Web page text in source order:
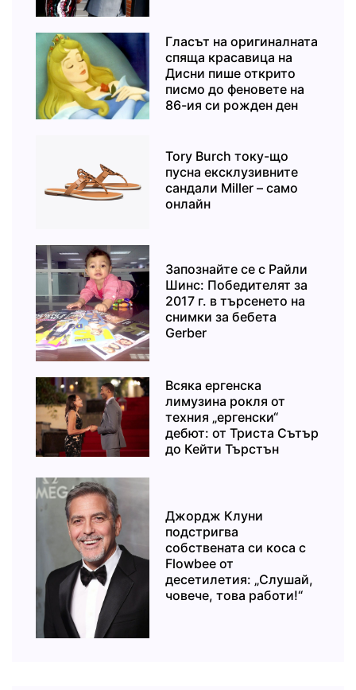
Гласът на оригиналната
спяща красавица на
Дисни пише открито
писмо до феновете на
86-ия си рожден ден
Tory Burch току-що
пусна ексклузивните
сандали Miller – само
онлайн
Запознайте се с Райли
Шинс: Победителят за
2017 г. в търсенето на
снимки за бебета
Gerber
Всяка ергенска
лимузина рокля от
техния „ергенски“
дебют: от Триста Сътър
до Кейти Търстън
Джордж Клуни
подстригва
собствената си коса с
Flowbee от
десетилетия: „Слушай,
човече, това работи!“